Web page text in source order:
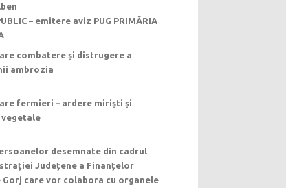
– emitere aviz PUG PRIMĂRIA
combatere și distrugere a
ambrozia
fermieri – ardere miriști și
desemnate din cadrul
Județene a Finanțelor
Gorj care vor colabora cu organele